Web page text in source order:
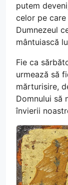
putem
celor pe
Dumnezeul
mântuiască
Fie ca
urmează să
mărturisire,
Domnului să
învierii